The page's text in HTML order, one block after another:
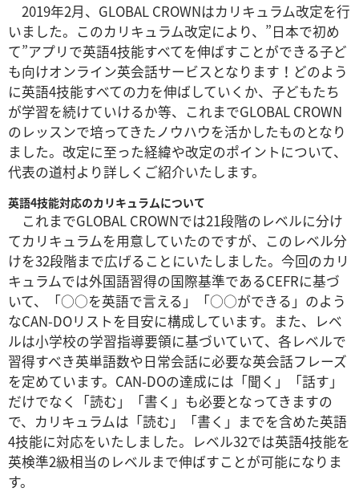
2019年2月、GLOBAL CROWNはカリキュラム改定を行
いました。このカリキュラム改定により、”日本で初め
て”アプリで英語4技能すべてを伸ばすことができる子ど
も向けオンライン英会話サービスとなります！どのよう
に英語4技能すべての力を伸ばしていくか、子どもたち
が学習を続けていけるか等、これまでGLOBAL CROWN
のレッスンで培ってきたノウハウを活かしたものとなり
ました。改定に至った経緯や改定のポイントについて、
代表の道村より詳しくご紹介いたします。
英語4技能対応のカリキュラムについて
これまでGLOBAL CROWNでは21段階のレベルに分け
てカリキュラムを用意していたのですが、このレベル分
けを32段階まで広げることにいたしました。今回のカリ
キュラムでは外国語習得の国際基準であるCEFRに基づ
いて、「○○を英語で言える」「○○ができる」のよう
なCAN-DOリストを目安に構成しています。また、レベ
ルは小学校の学習指導要領に基づいていて、各レベルで
習得すべき英単語数や日常会話に必要な英会話フレーズ
を定めています。CAN-DOの達成には「聞く」「話す」
だけでなく「読む」「書く」も必要となってきますの
で、カリキュラムは「読む」「書く」までを含めた英語
4技能に対応をいたしました。レベル32では英語4技能を
英検準2級相当のレベルまで伸ばすことが可能になりま
す。